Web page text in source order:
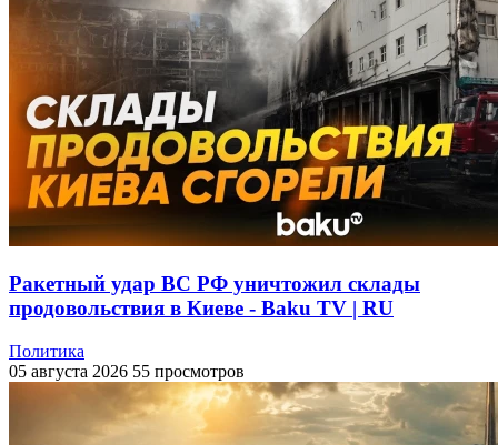
Ракетный удар ВС РФ уничтожил склады
продовольствия в Киеве - Baku TV | RU
Политика
05 августа 2026 55 просмотров